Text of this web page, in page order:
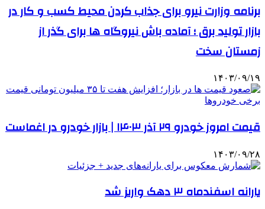
برنامه‌ وزارت نیرو برای جذاب کردن محیط کسب و کار در
بازار تولید برق ؛ آماده باش نیروگاه ها برای گذر از
زمستان سخت
۱۴۰۳/۰۹/۱۹
قیمت امروز خودرو ۲۹ آذر ۱۴۰۳ | بازار خودرو در اغماست
۱۴۰۳/۰۹/۲۸
یارانه اسفندماه ۳ دهک واریز شد